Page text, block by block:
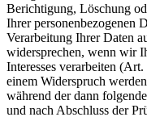
Berichtigung, Löschung
Ihrer personenbezogenen
Verarbeitung Ihrer Daten
widersprechen, wenn wir
Interesses verarbeiten
einem Widerspruch
während der dann
und nach Abschluss der